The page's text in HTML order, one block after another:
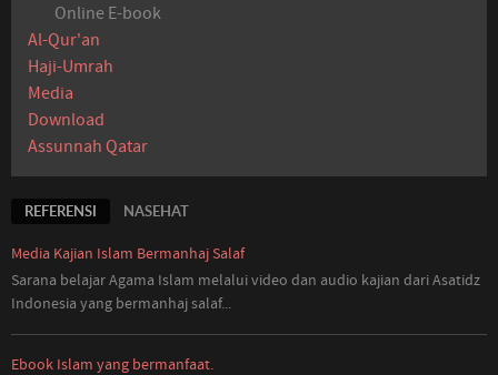
Online E-book
Al-Qur'an
Haji-Umrah
Media
Download
Assunnah Qatar
REFERENSI NASEHAT
Media Kajian Islam Bermanhaj Salaf
Sarana belajar Agama Islam melalui video dan audio kajian dari Asatidz
Indonesia yang bermanhaj salaf...
Ebook Islam yang bermanfaat.